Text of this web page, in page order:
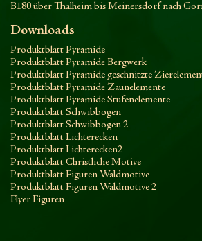
B180 über Thalheim bis Meinersdorf nach
Downloads
Produktblatt Pyramide
Produktblatt Pyramide Bergwerk
Produktblatt Pyramide geschnitzte
Produktblatt Pyramide Zaunelemente
Produktblatt Pyramide Stufenelemente
Produktblatt Schwibbogen
Produktblatt Schwibbogen 2
Produktblatt Lichterecken
Produktblatt Lichterecken2
Produktblatt Christliche Motive
Produktblatt Figuren Waldmotive
Produktblatt Figuren Waldmotive 2
Flyer Figuren